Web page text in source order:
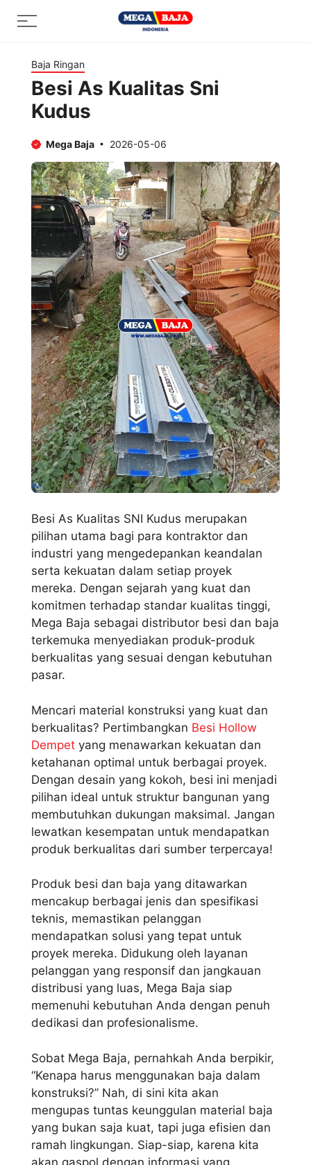
Menu
Baja Ringan
Besi As Kualitas Sni
Kudus
Mega Baja 2026-05-06
Besi As Kualitas SNI Kudus merupakan
pilihan utama bagi para kontraktor dan
industri yang mengedepankan keandalan
serta kekuatan dalam setiap proyek
mereka. Dengan sejarah yang kuat dan
komitmen terhadap standar kualitas tinggi,
Mega Baja sebagai distributor besi dan baja
terkemuka menyediakan produk-produk
berkualitas yang sesuai dengan kebutuhan
pasar.
Mencari material konstruksi yang kuat dan
berkualitas? Pertimbangkan Besi Hollow
Dempet yang menawarkan kekuatan dan
ketahanan optimal untuk berbagai proyek.
Dengan desain yang kokoh, besi ini menjadi
pilihan ideal untuk struktur bangunan yang
membutuhkan dukungan maksimal. Jangan
lewatkan kesempatan untuk mendapatkan
produk berkualitas dari sumber terpercaya!
Produk besi dan baja yang ditawarkan
mencakup berbagai jenis dan spesifikasi
teknis, memastikan pelanggan
mendapatkan solusi yang tepat untuk
proyek mereka. Didukung oleh layanan
pelanggan yang responsif dan jangkauan
distribusi yang luas, Mega Baja siap
memenuhi kebutuhan Anda dengan penuh
dedikasi dan profesionalisme.
Sobat Mega Baja, pernahkah Anda berpikir,
“Kenapa harus menggunakan baja dalam
konstruksi?” Nah, di sini kita akan
mengupas tuntas keunggulan material baja
yang bukan saja kuat, tapi juga efisien dan
ramah lingkungan. Siap-siap, karena kita
akan gaspol dengan informasi yang